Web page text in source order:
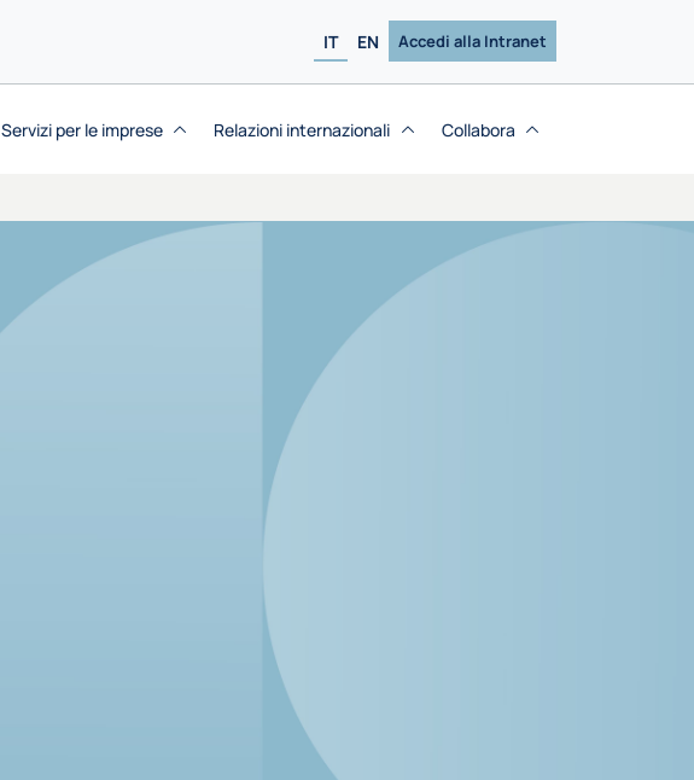
IT EN Accedi alla Intranet
Servizi per le imprese Relazioni internazionali Collabora